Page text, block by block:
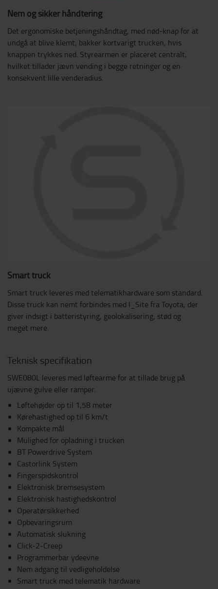
Nem og sikker håndtering
Det ergonomiske betjeningshåndtag, med nød-knap for at
undgå at blive klemt, bakker kortvarigt trucken, hvis
knappen trykkes ned. Styrearmen er placeret centralt,
hvilket tillader jævn vending i begge retninger og en
konsekvent lille venderadius.
Smart truck
Smart truck leveres med telematikhardware som standard.
Disse truck kan nemt forbindes med I_Site fra Toyota, der
giver indsigt i batteristyring, geolokalisering, stød og
meget mere.
Teknisk specifikation
SWE080L leveres med løftearme for at tillade brug på
ujævne gulve eller ramper.
Løftehøjder op til 1,58 meter
Kørehastighed op til 6 km/t
Kompakte mål
Mulighed for opladning i trucken
BT Powerdrive System
Castorlink System
Fingerspidskontrol
Elektronisk bremsesystem
Elektronisk hastighedskontrol
Operatørsikkerhed
Opbevaringsrum
Automatisk slukning
Click-2-Creep
Programmerbar ydeevne
Nem adgang til vedligeholdelse
Smart truck med telematik hardware